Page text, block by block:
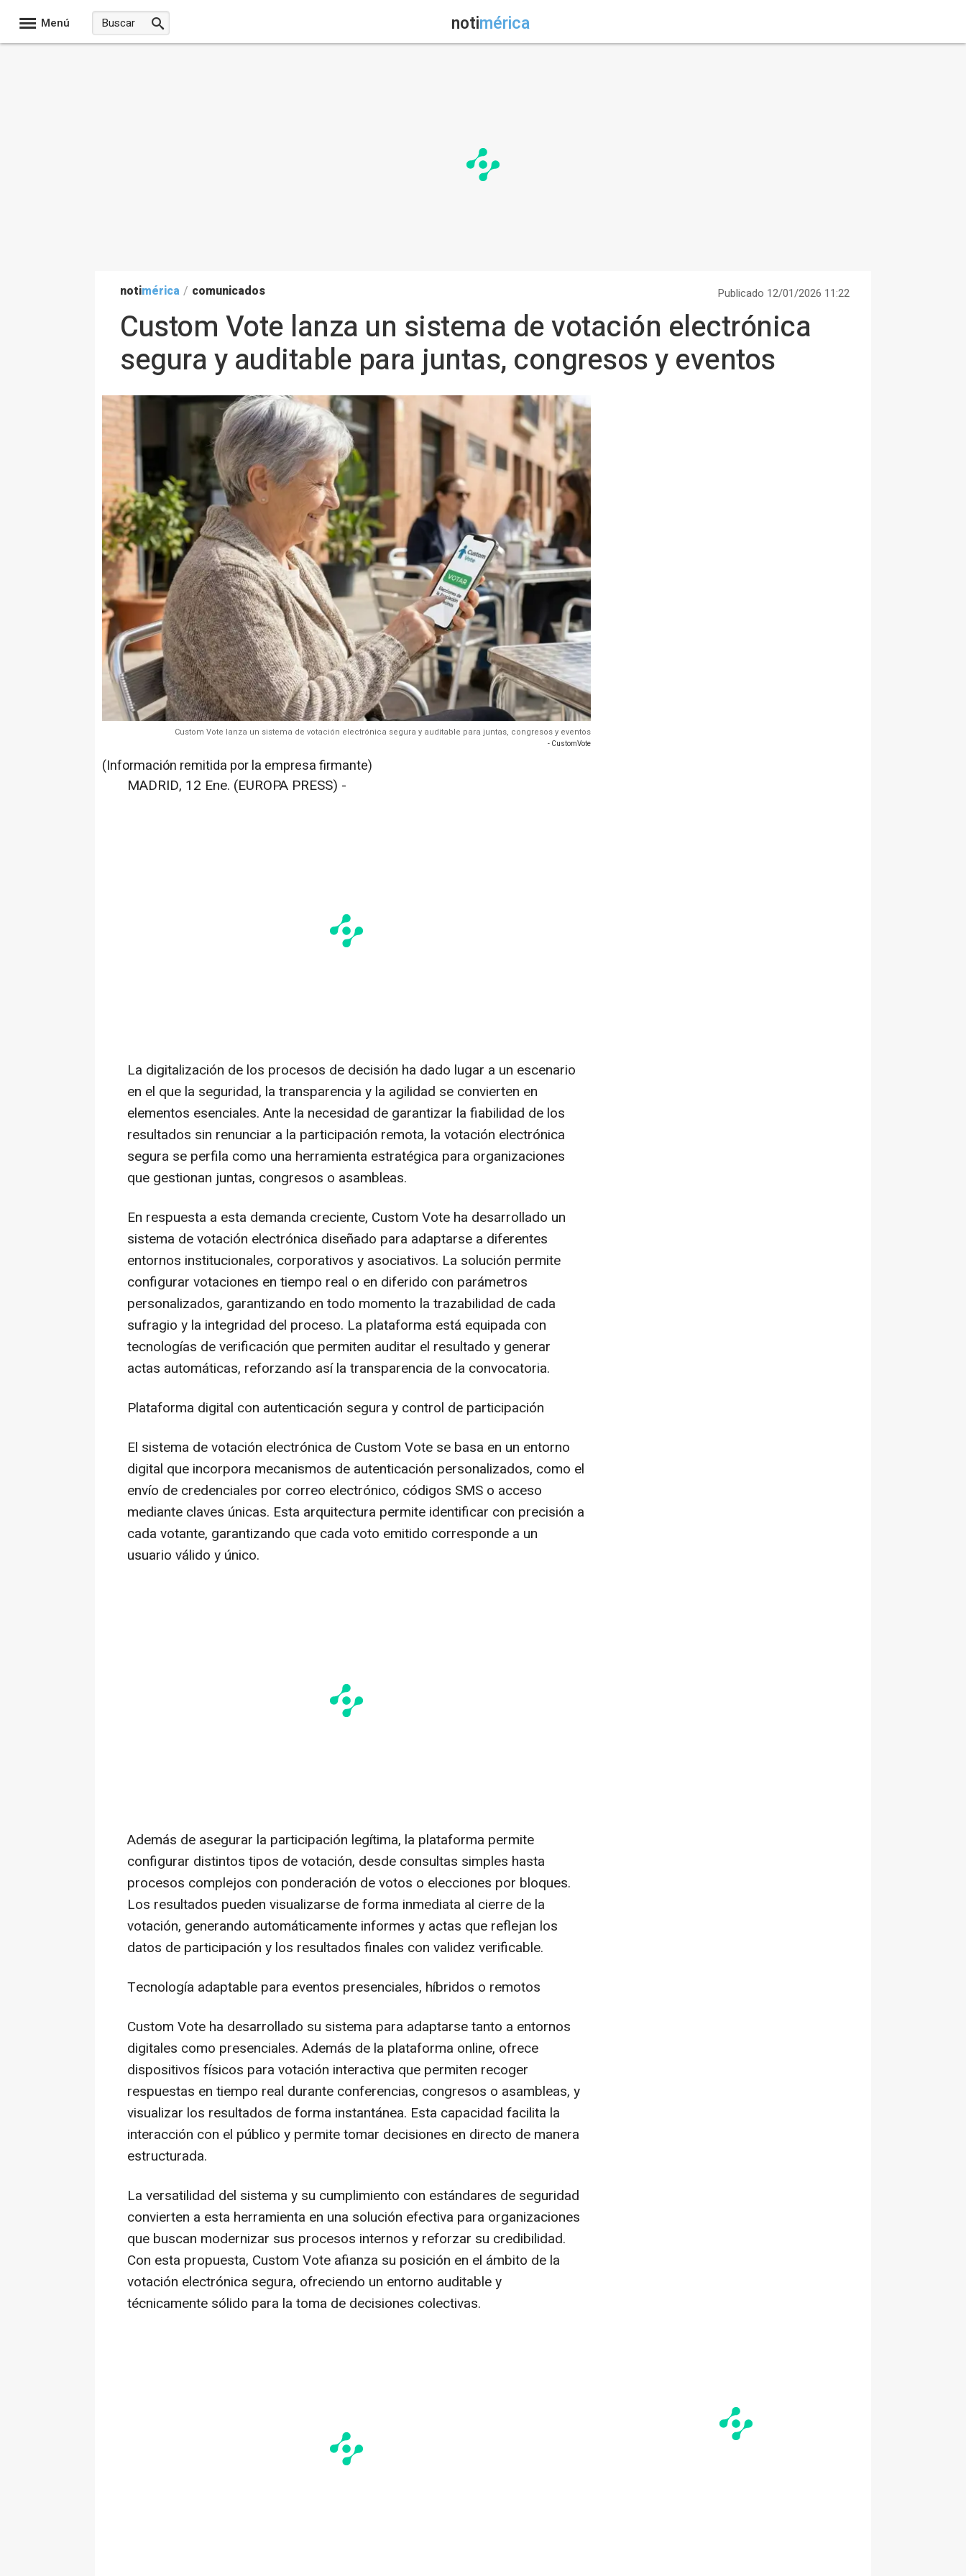
Menú notimérica
notimérica / comunicados Publicado 12/01/2026 11:22
Custom Vote lanza un sistema de votación electrónica
segura y auditable para juntas, congresos y eventos
Custom Vote lanza un sistema de votación electrónica segura y auditable para juntas, congresos y eventos
- CustomVote
(Información remitida por la empresa firmante)
MADRID, 12 Ene. (EUROPA PRESS) -
La digitalización de los procesos de decisión ha dado lugar a un escenario
en el que la seguridad, la transparencia y la agilidad se convierten en
elementos esenciales. Ante la necesidad de garantizar la fiabilidad de los
resultados sin renunciar a la participación remota, la votación electrónica
segura se perfila como una herramienta estratégica para organizaciones
que gestionan juntas, congresos o asambleas.
En respuesta a esta demanda creciente, Custom Vote ha desarrollado un
sistema de votación electrónica diseñado para adaptarse a diferentes
entornos institucionales, corporativos y asociativos. La solución permite
configurar votaciones en tiempo real o en diferido con parámetros
personalizados, garantizando en todo momento la trazabilidad de cada
sufragio y la integridad del proceso. La plataforma está equipada con
tecnologías de verificación que permiten auditar el resultado y generar
actas automáticas, reforzando así la transparencia de la convocatoria.
Plataforma digital con autenticación segura y control de participación
El sistema de votación electrónica de Custom Vote se basa en un entorno
digital que incorpora mecanismos de autenticación personalizados, como el
envío de credenciales por correo electrónico, códigos SMS o acceso
mediante claves únicas. Esta arquitectura permite identificar con precisión a
cada votante, garantizando que cada voto emitido corresponde a un
usuario válido y único.
Además de asegurar la participación legítima, la plataforma permite
configurar distintos tipos de votación, desde consultas simples hasta
procesos complejos con ponderación de votos o elecciones por bloques.
Los resultados pueden visualizarse de forma inmediata al cierre de la
votación, generando automáticamente informes y actas que reflejan los
datos de participación y los resultados finales con validez verificable.
Tecnología adaptable para eventos presenciales, híbridos o remotos
Custom Vote ha desarrollado su sistema para adaptarse tanto a entornos
digitales como presenciales. Además de la plataforma online, ofrece
dispositivos físicos para votación interactiva que permiten recoger
respuestas en tiempo real durante conferencias, congresos o asambleas, y
visualizar los resultados de forma instantánea. Esta capacidad facilita la
interacción con el público y permite tomar decisiones en directo de manera
estructurada.
La versatilidad del sistema y su cumplimiento con estándares de seguridad
convierten a esta herramienta en una solución efectiva para organizaciones
que buscan modernizar sus procesos internos y reforzar su credibilidad.
Con esta propuesta, Custom Vote afianza su posición en el ámbito de la
votación electrónica segura, ofreciendo un entorno auditable y
técnicamente sólido para la toma de decisiones colectivas.